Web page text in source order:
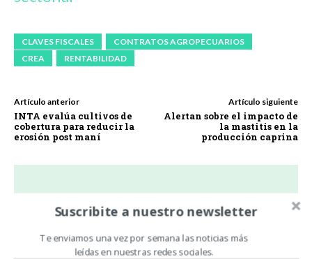
CLAVES FISCALES
CONTRATOS AGROPECUARIOS
CREA
RENTABILIDAD
Artículo anterior
INTA evalúa cultivos de
cobertura para reducir la
erosión post maní
Artículo siguiente
Alertan sobre el impacto de
la mastitis en la
producción caprina
Carlos Oliveira Espil
Suscribite a nuestro newsletter
Te enviamos una vez por semana las noticias más
leídas en nuestras redes sociales.